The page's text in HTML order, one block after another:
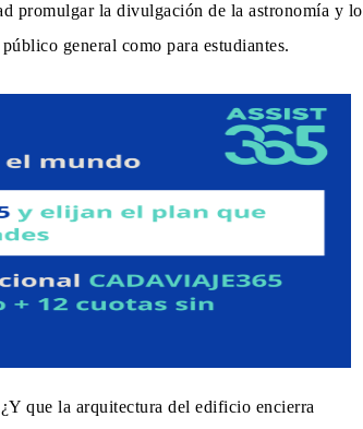
promulgar la divulgación de la astronomía y lo
general como para estudiantes.
que la arquitectura del edificio encierra